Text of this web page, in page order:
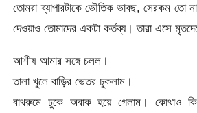
তোমরা ব্যাপারটাকে ভৌতিক ভাবছ, সেরকম তো
দেওয়াও তোমাদের একটা কর্তব্য। তারা এসে
আশীষ আমার সঙ্গে চলল।
তালা খুলে বাড়ির ভেতর ঢুকলাম।
বাথরুমে ঢুকে অবাক হয়ে গেলাম। কোথাও